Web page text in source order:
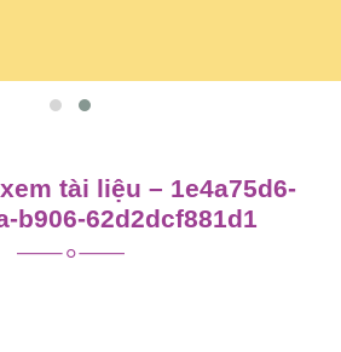
tài liệu – 1e4a75d6-
b906-62d2dcf881d1